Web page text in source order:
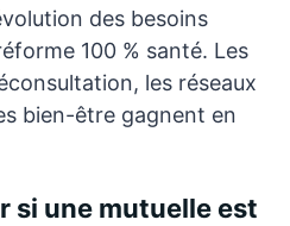
des besoins
100 % santé. Les
les réseaux
bien-être gagnent en
si une mutuelle est